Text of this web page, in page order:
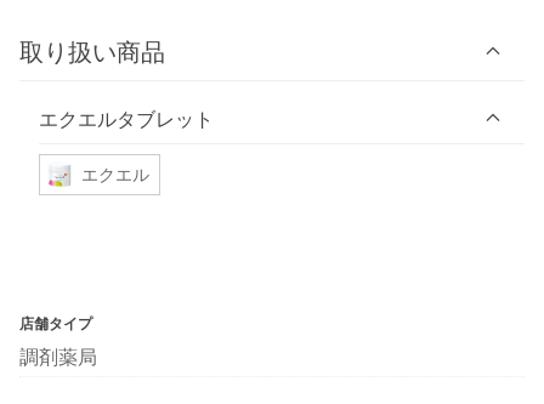
取り扱い商品
エクエルタブレット
エクエル
店舗タイプ
調剤薬局